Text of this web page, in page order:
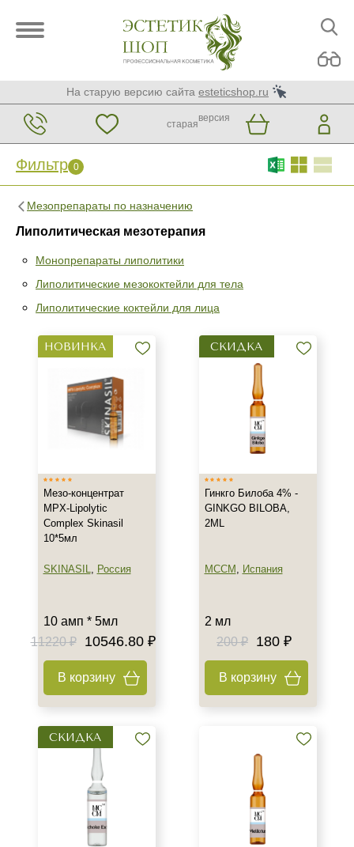
На старую версию сайта esteticshop.ru
старая
версия
Фильтр 0
Мезопрепараты по назначению
Липолитическая мезотерапия
Монопрепараты липолитики
Липолитические мезококтейли для тела
Липолитические коктейли для лица
Фильтр 0
Липолитические мезококтейли
Липолитические коктейли для
AGT M
AUREVITELLI
Показать еще
Тип товара
Коктейль
НОВИНКА
Мезо-концентрат
MPX-Lipolytic
Complex Skinasil
10*5мл
SKINASIL, Россия
10 амп * 5мл
11220 ₽
10546.80 ₽
В корзину
СКИДКА
Гинкго Билоба 4% -
GINKGO BILOBA,
2ML
MCCM , Испания
2 мл
200 ₽
180 ₽
В корзину
СКИДКА